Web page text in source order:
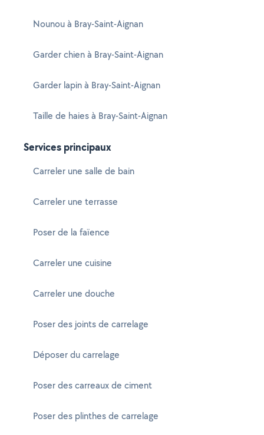
Nounou à Bray-Saint-Aignan
Garder chien à Bray-Saint-Aignan
Garder lapin à Bray-Saint-Aignan
Taille de haies à Bray-Saint-Aignan
Services principaux
Carreler une salle de bain
Carreler une terrasse
Poser de la faïence
Carreler une cuisine
Carreler une douche
Poser des joints de carrelage
Déposer du carrelage
Poser des carreaux de ciment
Poser des plinthes de carrelage